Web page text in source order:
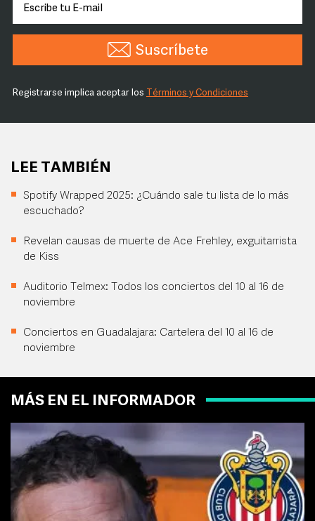
Suscríbete
Registrarse implica aceptar los Términos y Condiciones
LEE TAMBIÉN
Spotify Wrapped 2025: ¿Cuándo sale tu lista de lo más
escuchado?
Revelan causas de muerte de Ace Frehley, exguitarrista
de Kiss
Auditorio Telmex: Todos los conciertos del 10 al 16 de
noviembre
Conciertos en Guadalajara: Cartelera del 10 al 16 de
noviembre
MÁS EN EL INFORMADOR